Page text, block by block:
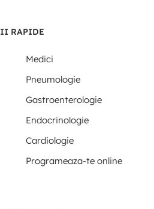
RAPIDE
Medici
Pneumologie
Gastroenterologie
Endocrinologie
Cardiologie
Programeaza-te online